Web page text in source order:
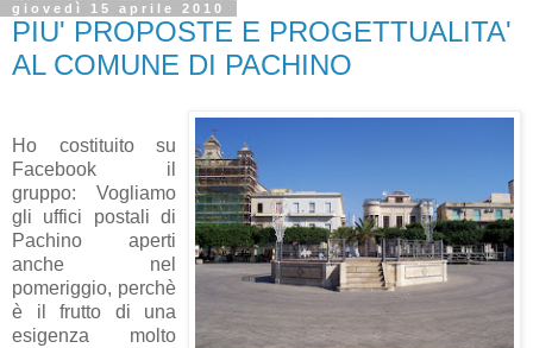
giovedì 15 aprile 2010
PIU' PROPOSTE E PROGETTUALITA'
AL COMUNE DI PACHINO
Ho costituito su
Facebook il
gruppo: Vogliamo
gli uffici postali di
Pachino aperti
anche nel
pomeriggio, perchè
è il frutto di una
esigenza molto